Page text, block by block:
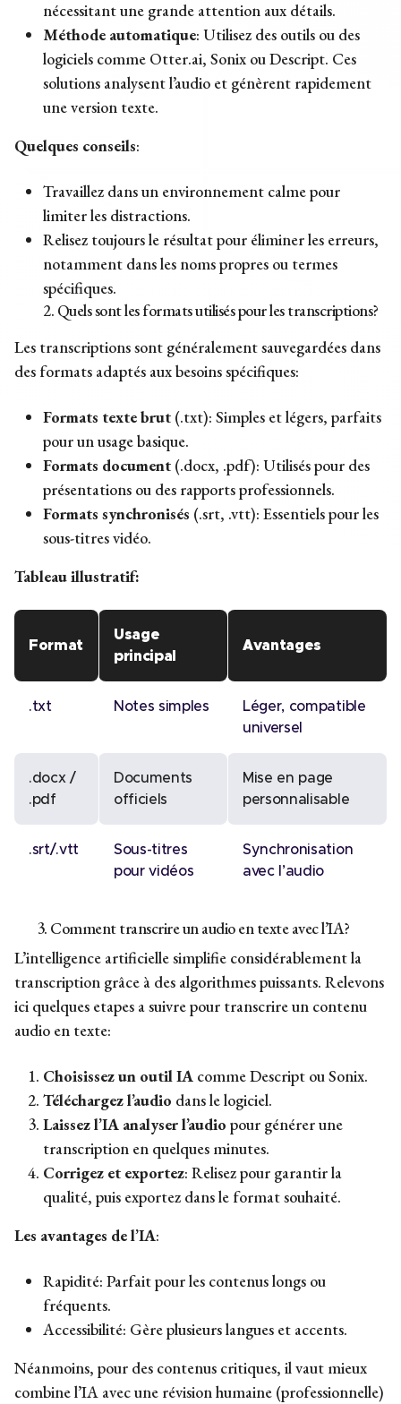
nécessitant une grande attention aux détails.
Méthode automatique: Utilisez des outils ou des
logiciels comme Otter.ai, Sonix ou Descript. Ces
solutions analysent l’audio et génèrent rapidement
une version texte.
Quelques conseils:
Travaillez dans un environnement calme pour
limiter les distractions.
Relisez toujours le résultat pour éliminer les erreurs,
notamment dans les noms propres ou termes
spécifiques.
2. Quels sont les formats utilisés pour les transcriptions?
Les transcriptions sont généralement sauvegardées dans
des formats adaptés aux besoins spécifiques:
Formats texte brut (.txt): Simples et légers, parfaits
pour un usage basique.
Formats document (.docx, .pdf): Utilisés pour des
présentations ou des rapports professionnels.
Formats synchronisés (.srt, .vtt): Essentiels pour les
sous-titres vidéo.
Tableau illustratif:
Format
Usage
principal
Avantages
.txt Notes simples
Léger, compatible
universel
.docx /
.pdf
Documents
officiels
Mise en page
personnalisable
.srt/.vtt
Sous-titres
pour vidéos
Synchronisation
avec l’audio
3. Comment transcrire un audio en texte avec l’IA?
L’intelligence artificielle simplifie considérablement la
transcription grâce à des algorithmes puissants. Relevons
ici quelques etapes a suivre pour transcrire un contenu
audio en texte:
Choisissez un outil IA comme Descript ou Sonix.
Téléchargez l’audio dans le logiciel.
Laissez l’IA analyser l’audio pour générer une
transcription en quelques minutes.
Corrigez et exportez: Relisez pour garantir la
qualité, puis exportez dans le format souhaité.
Les avantages de l’IA:
Rapidité: Parfait pour les contenus longs ou
fréquents.
Accessibilité: Gère plusieurs langues et accents.
Néanmoins, pour des contenus critiques, il vaut mieux
combine l’IA avec une révision humaine (professionnelle)